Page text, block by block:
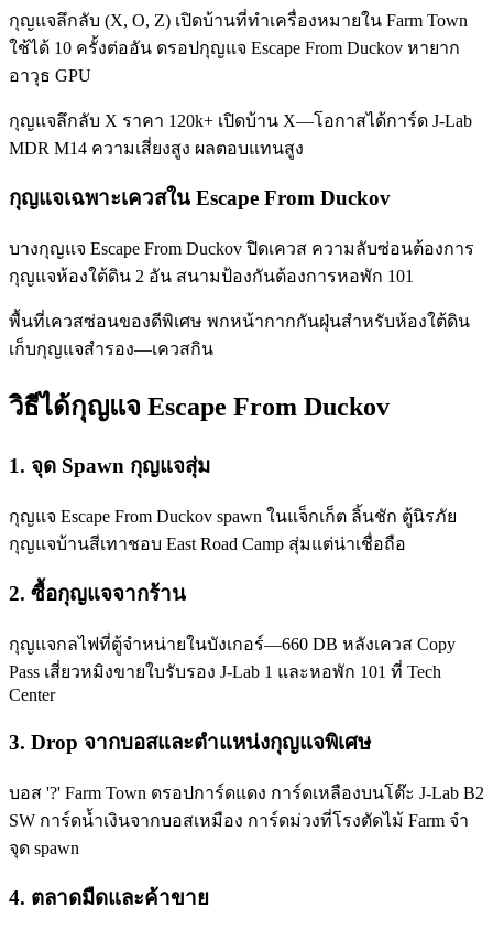
กุญแจลึกลับ (X, O, Z) เปิดบ้านที่ทำเครื่องหมายใน Farm Town
ใช้ได้ 10 ครั้งต่ออัน ดรอปกุญแจ Escape From Duckov หายาก
อาวุธ GPU
กุญแจลึกลับ X ราคา 120k+ เปิดบ้าน X—โอกาสได้การ์ด J-Lab
MDR M14 ความเสี่ยงสูง ผลตอบแทนสูง
กุญแจเฉพาะเควสใน Escape From Duckov
บางกุญแจ Escape From Duckov ปิดเควส ความลับซ่อนต้องการ
กุญแจห้องใต้ดิน 2 อัน สนามป้องกันต้องการหอพัก 101
พื้นที่เควสซ่อนของดีพิเศษ พกหน้ากากกันฝุ่นสำหรับห้องใต้ดิน
เก็บกุญแจสำรอง—เควสกิน
วิธีได้กุญแจ Escape From Duckov
1. จุด Spawn กุญแจสุ่ม
กุญแจ Escape From Duckov spawn ในแจ็กเก็ต ลิ้นชัก ตู้นิรภัย
กุญแจบ้านสีเทาชอบ East Road Camp สุ่มแต่น่าเชื่อถือ
2. ซื้อกุญแจจากร้าน
กุญแจกลไฟที่ตู้จำหน่ายในบังเกอร์—660 DB หลังเควส Copy
Pass เสี่ยวหมิงขายใบรับรอง J-Lab 1 และหอพัก 101 ที่ Tech
Center
3. Drop จากบอสและตำแหน่งกุญแจพิเศษ
บอส '?' Farm Town ดรอปการ์ดแดง การ์ดเหลืองบนโต๊ะ J-Lab B2
SW การ์ดน้ำเงินจากบอสเหมือง การ์ดม่วงที่โรงตัดไม้ Farm จำ
จุด spawn
4. ตลาดมืดและค้าขาย